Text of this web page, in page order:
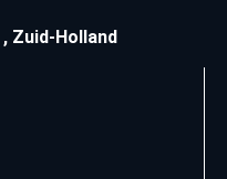
, Zuid-Holland